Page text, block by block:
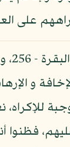
على
و
فظنوا